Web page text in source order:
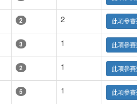
2 2 此項參
3 1 此項參
2 1 此項參
5 1 此項參